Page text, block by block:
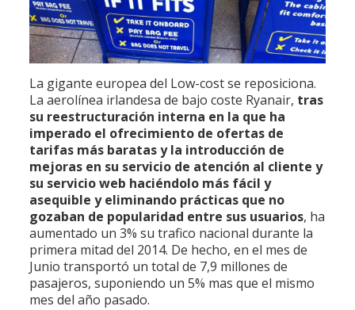
La gigante europea del Low-cost se reposiciona.
La aerolínea irlandesa de bajo coste Ryanair, tras
su reestructuración interna en la que ha
imperado el ofrecimiento de ofertas de
tarifas más baratas y la introducción de
mejoras en su servicio de atención al cliente y
su servicio web haciéndolo más fácil y
asequible y eliminando prácticas que no
gozaban de popularidad entre sus usuarios, ha
aumentado un 3% su trafico nacional durante la
primera mitad del 2014. De hecho, en el mes de
Junio transportó un total de 7,9 millones de
pasajeros, suponiendo un 5% mas que el mismo
mes del año pasado.